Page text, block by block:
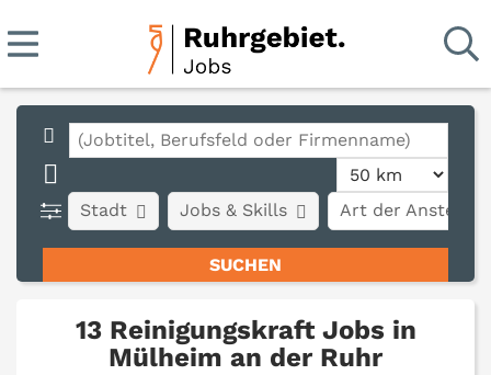
Stadt Art der
Jobs & Skills
13 Reinigungskraft Jobs in
Mülheim an der Ruhr